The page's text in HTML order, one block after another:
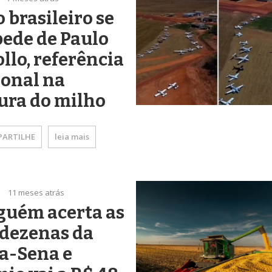
brasileiro se
de Paulo
referência
na
do milho
leia mais
11 meses atrás
acerta as
da
Sena e